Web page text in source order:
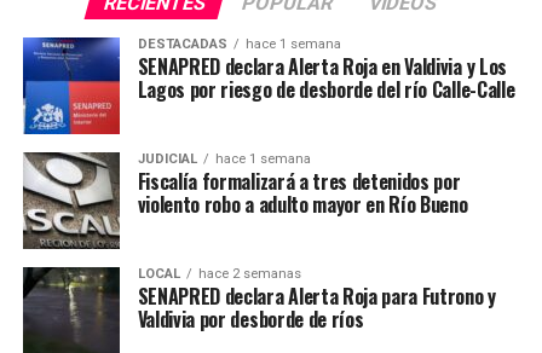
Post Views: 21
condiciones de ser trasladado a otro recinto asistencial.
El segundo funcionario lesionado es el suboficial
Roberto Canio Quilaqueo, quien recibió un disparo en el
abdomen. Según informó el hospital, permanece
estable, bajo observación médica y podría continuar su
recuperación en dependencias institucionales de
Carabineros.
Operativo terminó con detención de
imputado
DESTACADAS hace 1 semana
SENAPRED declara Alerta Roja en Valdivia y Los
Lagos por riesgo de desborde del río Calle-Calle
JUDICIAL hace 1 semana
Fiscalía formalizará a tres detenidos por
violento robo a adulto mayor en Río Bueno
LOCAL hace 2 semanas
SENAPRED declara Alerta Roja para Futrono y
Valdivia por desborde de ríos